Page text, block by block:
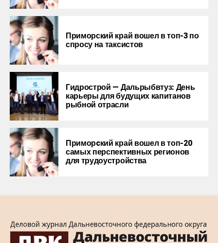
Приморский край вошел в топ-3 по
спросу на таксистов
Гидрострой — Дальрыбвтуз: День
карьеры для будущих капитанов
рыбной отрасли
Приморcкий край вошел в топ-20
самых перспективных регионов
для трудоустройства